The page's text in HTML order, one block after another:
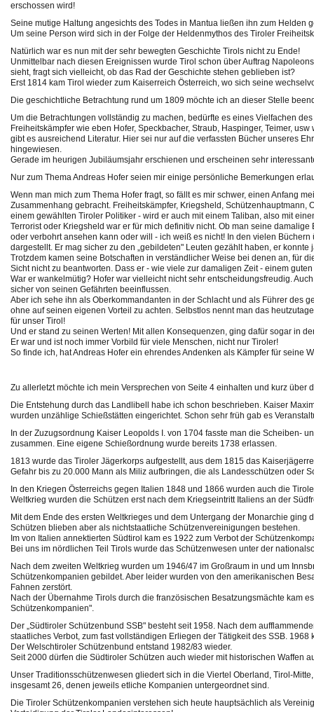
erschossen wird!
Seine mutige Haltung angesichts des Todes in Mantua ließen ihn zum Helden
Um seine Person wird sich in der Folge der Heldenmythos des Tiroler
Natürlich war es nun mit der sehr bewegten Geschichte Tirols nicht zu Ende!
Unmittelbar nach diesen Ereignissen wurde Tirol schon über Auftrag
sieht, fragt sich vielleicht, ob das Rad der Geschichte stehen geblieben ist?
Erst 1814 kam Tirol wieder zum Kaiserreich Österreich, wo sich seine
Die geschichtliche Betrachtung rund um 1809 möchte ich an dieser Stelle
Um die Betrachtungen vollständig zu machen, bedürfte es eines Vielfachen
Freiheitskämpfer wie eben Hofer, Speckbacher, Straub, Haspinger, Teimer,
gibt es ausreichend Literatur. Hier sei nur auf die verfassten Bücher unseres
hingewiesen.
Gerade im heurigen Jubiläumsjahr erschienen und erscheinen sehr
Nur zum Thema Andreas Hofer seien mir einige persönliche Bemerkungen
Wenn man mich zum Thema Hofer fragt, so fällt es mir schwer, einen Anfang
Zusammenhang gebracht. Freiheitskämpfer, Kriegsheld,
einem gewählten Tiroler Politiker - wird er auch mit einem Taliban, also mit
Terrorist oder Kriegsheld war er für mich definitiv nicht. Ob man seine
oder verbohrt ansehen kann oder will - ich weiß es nicht! In den vielen
dargestellt. Er mag sicher zu den „gebildeten" Leuten gezählt haben, er
Trotzdem kamen seine Botschaften in verständlicher Weise bei denen an, für
Sicht nicht zu beantworten. Dass er - wie viele zur damaligen Zeit - einem
War er wankelmütig? Hofer war vielleicht nicht sehr entscheidungsfreudig.
sicher von seinen Gefährten beeinflussen.
Aber ich sehe ihn als Oberkommandanten in der Schlacht und als Führer des
ohne auf seinen eigenen Vorteil zu achten. Selbstlos nennt man das
für unser Tirol!
Und er stand zu seinen Werten! Mit allen Konsequenzen, ging dafür sogar in
Er war und ist noch immer Vorbild für viele Menschen, nicht nur Tiroler!
So finde ich, hat Andreas Hofer ein ehrendes Andenken als Kämpfer für seine
Zu allerletzt möchte ich mein Versprechen von Seite 4 einhalten und kurz über
Die Entstehung durch das Landlibell habe ich schon beschrieben. Kaiser
wurden unzählige Schießstätten eingerichtet. Schon sehr früh gab es
In der Zuzugsordnung Kaiser Leopolds I. von 1704 fasste man die Scheiben-
zusammen. Eine eigene Schießordnung wurde bereits 1738 erlassen.
1813 wurde das Tiroler Jägerkorps aufgestellt, aus dem 1815 das
Gefahr bis zu 20.000 Mann als Miliz aufbringen, die als Landesschützen oder
In den Kriegen Österreichs gegen Italien 1848 und 1866 wurden auch die
Weltkrieg wurden die Schützen erst nach dem Kriegseintritt Italiens an der
Mit dem Ende des ersten Weltkrieges und dem Untergang der Monarchie
Schützen blieben aber als nichtstaatliche Schützenvereinigungen bestehen.
Im von Italien annektierten Südtirol kam es 1922 zum Verbot der
Bei uns im nördlichen Teil Tirols wurde das Schützenwesen unter der
Nach dem zweiten Weltkrieg wurden um 1946/47 im Großraum in und um
Schützenkompanien gebildet. Aber leider wurden von den amerikanischen
Fahnen zerstört.
Nach der Übernahme Tirols durch die französischen Besatzungsmächte kam
Schützenkompanien".
Der „Südtiroler Schützenbund SSB" besteht seit 1958. Nach dem
staatliches Verbot, zum fast vollständigen Erliegen der Tätigkeit des SSB.
Der Welschtiroler Schützenbund entstand 1982/83 wieder.
Seit 2000 dürfen die Südtiroler Schützen auch wieder mit historischen Waffen
Unser Traditionsschützenwesen gliedert sich in die Viertel Oberland, Tirol-
insgesamt 26, denen jeweils etliche Kompanien untergeordnet sind.
Die Tiroler Schützenkompanien verstehen sich heute hauptsächlich als